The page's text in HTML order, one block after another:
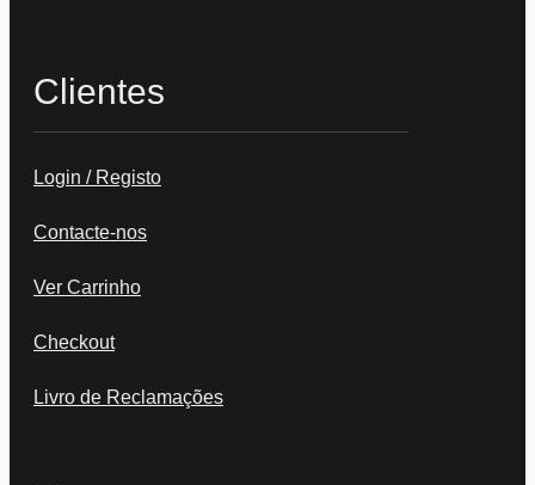
Clientes
Login / Registo
Contacte-nos
Ver Carrinho
Checkout
Livro de Reclamações